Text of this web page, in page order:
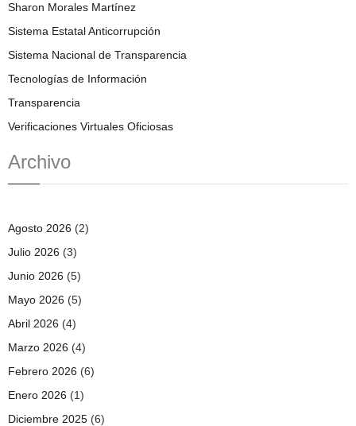
Sharon Morales Martínez
Sistema Estatal Anticorrupción
Sistema Nacional de Transparencia
Tecnologías de Información
Transparencia
Verificaciones Virtuales Oficiosas
Archivo
Agosto 2026 (2)
Julio 2026 (3)
Junio 2026 (5)
Mayo 2026 (5)
Abril 2026 (4)
Marzo 2026 (4)
Febrero 2026 (6)
Enero 2026 (1)
Diciembre 2025 (6)